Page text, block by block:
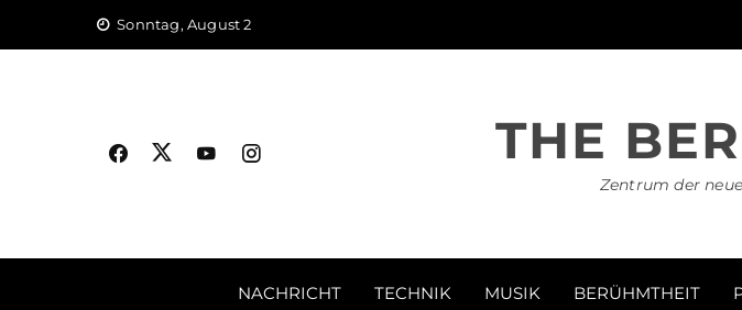
Sonntag, August 2
THE
Zentrum der
NACHRICHT TECHNIK MUSIK BERÜHMTHEIT